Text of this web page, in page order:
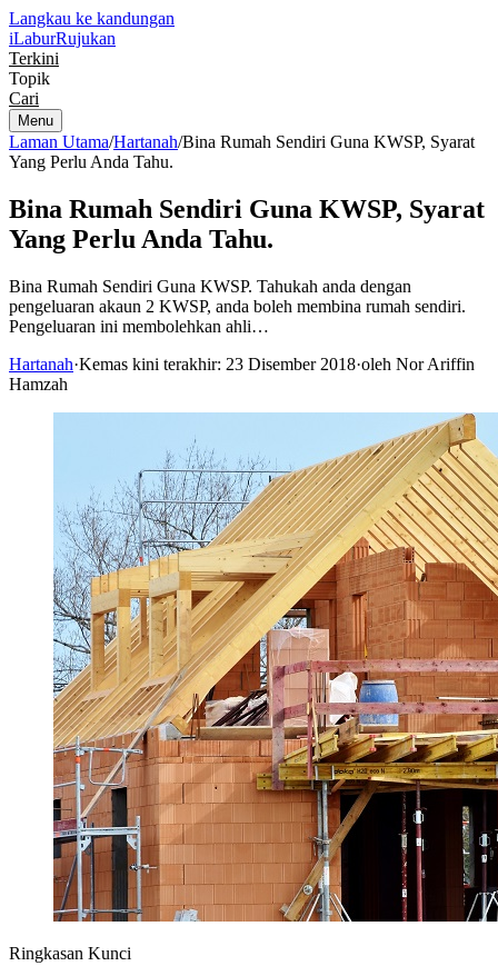
Langkau ke kandungan
iLaburRujukan
Terkini
Topik
Cari
Menu
Laman Utama/Hartanah/Bina Rumah Sendiri Guna KWSP, Syarat
Yang Perlu Anda Tahu.
Bina Rumah Sendiri Guna KWSP, Syarat
Yang Perlu Anda Tahu.
Bina Rumah Sendiri Guna KWSP. Tahukah anda dengan
pengeluaran akaun 2 KWSP, anda boleh membina rumah sendiri.
Pengeluaran ini membolehkan ahli…
Hartanah·Kemas kini terakhir: 23 Disember 2018·oleh Nor Ariffin
Hamzah
Ringkasan Kunci